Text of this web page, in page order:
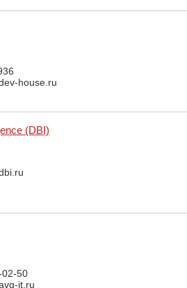
house.ru
(DBI)
50
it.ru